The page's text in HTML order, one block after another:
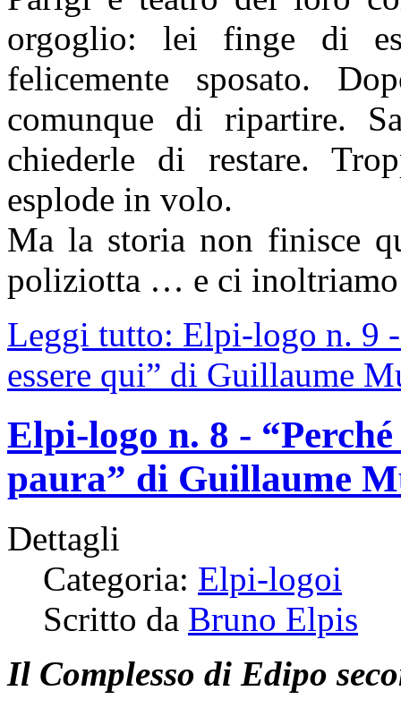
orgoglio: lei finge di
felicemente sposato.
comunque di ripartire.
chiederle di restare.
esplode in volo.
Ma la storia non finisce
poliziotta … e ci inoltriamo
Leggi tutto: Elpi-logo n. 9
essere qui” di Guillaume
Elpi-logo n. 8 -
paura” di Guillaume
Dettagli
Categoria: Elpi-logoi
Scritto da Bruno Elpis
Il Complesso di Edipo